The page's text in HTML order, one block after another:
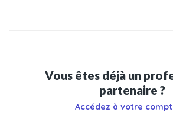
Vous êtes déjà un
partenaire ?
Accédez à votre